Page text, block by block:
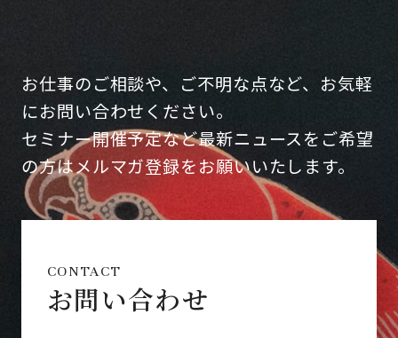
お仕事のご相談や、ご不明な点など、お気軽
にお問い合わせください。
セミナー開催予定など最新ニュースをご希望
の方はメルマガ登録をお願いいたします。
CONTACT
お問い合わせ